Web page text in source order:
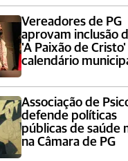
Vereadores de PG
aprovam inclusão
'A Paixão de Cristo'
calendário
Associação de
defende políticas
públicas de saúde
na Câmara de PG